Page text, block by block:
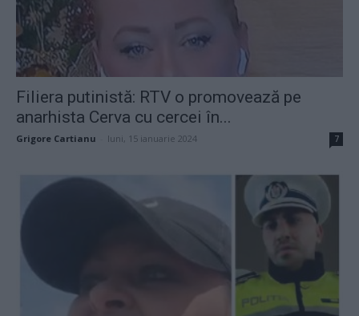
Filiera putinistă: RTV o promovează pe
anarhista Cerva cu cercei în...
Grigore Cartianu luni, 15 ianuarie 2024 7